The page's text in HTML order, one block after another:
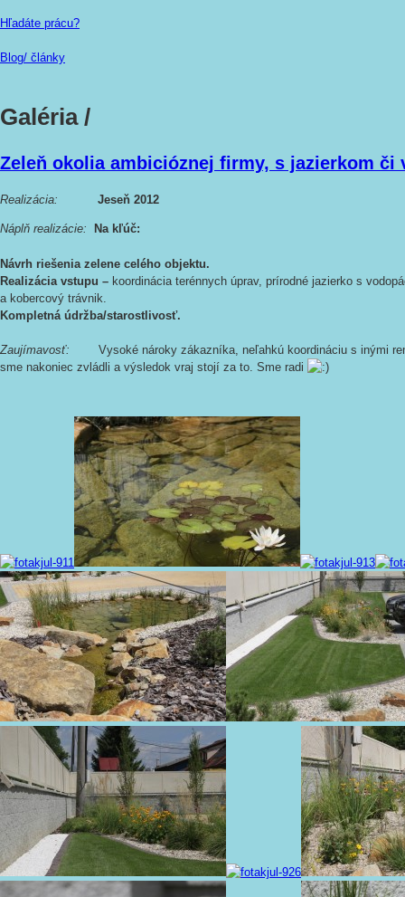
Hľadáte prácu?
Blog/ články
Galéria /
Zeleň okolia ambicióznej firmy, s jazierkom či
Realizácia: Jeseň 2012
Náplň realizácie: Na kľúč:
Návrh riešenia zelene celého objektu.
Realizácia vstupu – koordinácia terénnych úprav, prírodné jazierko s
a kobercový trávnik.
Kompletná údržba/starostlivosť.
Zaujímavosť:
Vysoké nároky zákazníka, neľahkú koordináciu s inými
sme nakoniec zvládli a výsledok vraj stojí za to. Sme radi